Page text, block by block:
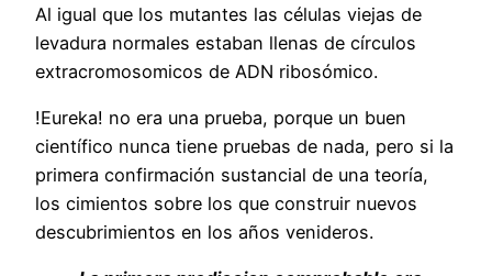
Al igual que los mutantes las células viejas de
levadura normales estaban llenas de círculos
extracromosomicos de ADN ribosómico.
!Eureka! no era una prueba, porque un buen
científico nunca tiene pruebas de nada, pero si la
primera confirmación sustancial de una teoría,
los cimientos sobre los que construir nuevos
descubrimientos en los años venideros.